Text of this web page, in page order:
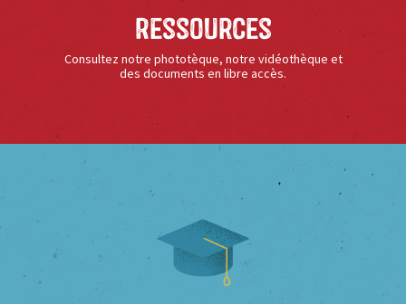
Ressources
Consultez notre phototèque, notre vidéothèque et
des documents en libre accès.